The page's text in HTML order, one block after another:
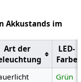
Akkustands im
Art der
LED-
Farbe
Grün